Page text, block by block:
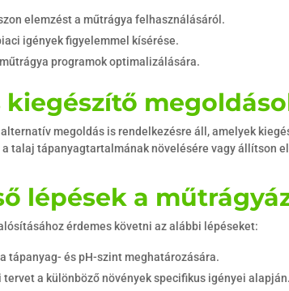
elemzést a műtrágya felhasználásáról.
igények figyelemmel kísérése.
programok optimalizálására.
megoldás is rendelkezésre áll, amelyek
talaj tápanyagtartalmának növelésére vagy állítson
lépések a
érdemes követni az alábbi lépéseket:
tápanyag- és pH-szint meghatározására.
a különböző növények specifikus igényei alapján.